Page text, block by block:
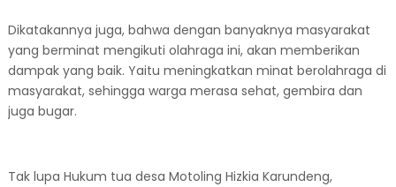
Dikatakannya juga, bahwa dengan banyaknya masyarakat
yang berminat mengikuti olahraga ini, akan memberikan
dampak yang baik. Yaitu meningkatkan minat berolahraga di
masyarakat, sehingga warga merasa sehat, gembira dan
juga bugar.
Tak lupa Hukum tua desa Motoling Hizkia Karundeng,